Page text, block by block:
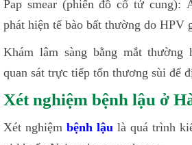
Pap smear (phiến đồ cổ tử cung):
phát hiện tế bào bất thường do HPV
Khám lâm sàng bằng mắt thường
quan sát trực tiếp tổn thương sùi để
Xét nghiệm bệnh lậu ở
Xét nghiệm bệnh lậu là quá trình